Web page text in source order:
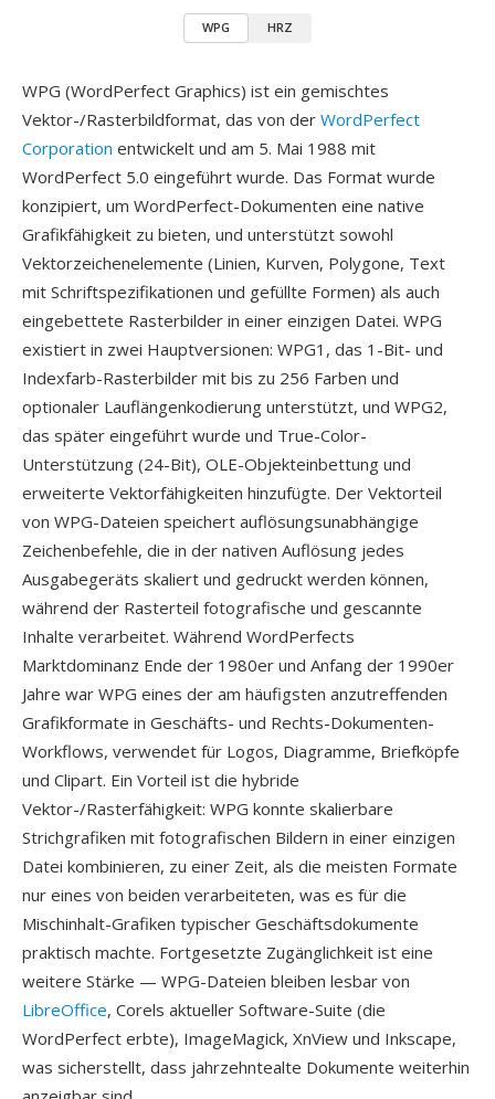
WPG HRZ
WPG (WordPerfect Graphics) ist ein gemischtes
Vektor-/Rasterbildformat, das von der WordPerfect
Corporation entwickelt und am 5. Mai 1988 mit
WordPerfect 5.0 eingeführt wurde. Das Format wurde
konzipiert, um WordPerfect-Dokumenten eine native
Grafikfähigkeit zu bieten, und unterstützt sowohl
Vektorzeichenelemente (Linien, Kurven, Polygone, Text
mit Schriftspezifikationen und gefüllte Formen) als auch
eingebettete Rasterbilder in einer einzigen Datei. WPG
existiert in zwei Hauptversionen: WPG1, das 1-Bit- und
Indexfarb-Rasterbilder mit bis zu 256 Farben und
optionaler Lauflängenkodierung unterstützt, und WPG2,
das später eingeführt wurde und True-Color-
Unterstützung (24-Bit), OLE-Objekteinbettung und
erweiterte Vektorfähigkeiten hinzufügte. Der Vektorteil
von WPG-Dateien speichert auflösungsunabhängige
Zeichenbefehle, die in der nativen Auflösung jedes
Ausgabegeräts skaliert und gedruckt werden können,
während der Rasterteil fotografische und gescannte
Inhalte verarbeitet. Während WordPerfects
Marktdominanz Ende der 1980er und Anfang der 1990er
Jahre war WPG eines der am häufigsten anzutreffenden
Grafikformate in Geschäfts- und Rechts-Dokumenten-
Workflows, verwendet für Logos, Diagramme, Briefköpfe
und Clipart. Ein Vorteil ist die hybride
Vektor-/Rasterfähigkeit: WPG konnte skalierbare
Strichgrafiken mit fotografischen Bildern in einer einzigen
Datei kombinieren, zu einer Zeit, als die meisten Formate
nur eines von beiden verarbeiteten, was es für die
Mischinhalt-Grafiken typischer Geschäftsdokumente
praktisch machte. Fortgesetzte Zugänglichkeit ist eine
weitere Stärke — WPG-Dateien bleiben lesbar von
LibreOffice, Corels aktueller Software-Suite (die
WordPerfect erbte), ImageMagick, XnView und Inkscape,
was sicherstellt, dass jahrzehntealte Dokumente weiterhin